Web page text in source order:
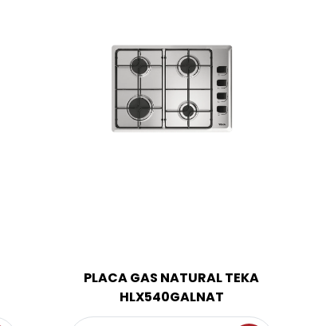
PLACA GAS NATURAL TEKA
HLX540GALNAT